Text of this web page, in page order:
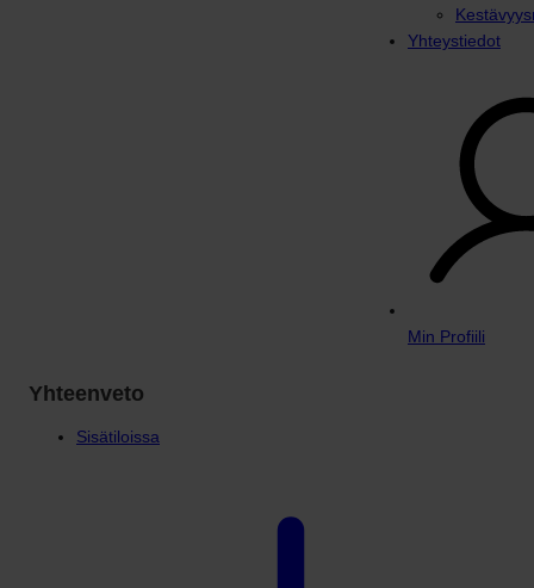
Yhteystiedot
Min Profiili
Yhteenveto
Sisätiloissa